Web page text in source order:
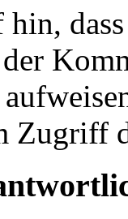
Zugriff